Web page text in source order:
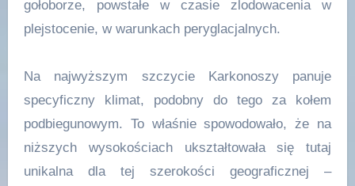
gołoborze, powstałe w czasie zlodowacenia w
plejstocenie, w warunkach peryglacjalnych.
Na najwyższym szczycie Karkonoszy panuje
specyficzny klimat, podobny do tego za kołem
podbiegunowym. To właśnie spowodowało, że na
niższych wysokościach ukształtowała się tutaj
unikalna dla tej szerokości geograficznej –